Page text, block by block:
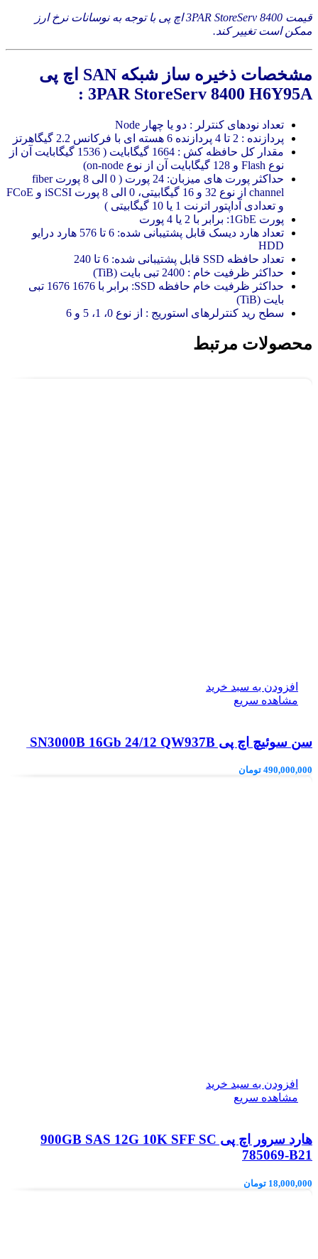
قیمت 3PAR StoreServ 8400 اچ پی با توجه به نوسانات نرخ ارز
ممکن است تغییر کند.
مشخصات ذخیره ساز شبکه SAN اچ پی
3PAR StoreServ 8400 H6Y95A :
تعداد نودهای کنترلر : دو یا چهار Node
پردازنده : 2 تا 4 پردازنده 6 هسته ای با فرکانس 2.2 گیگاهرتز
مقدار کل حافظه‌ کش : 1664 گیگابایت ( 1536 گیگابایت آن از
نوع Flash و 128 گیگابایت آن از نوع on-node)
حداکثر پورت های میزبان: 24 پورت ( 0 الی 8 پورت fiber
channel از نوع 32 و 16 گیگابیتی، 0 الی 8 پورت iSCSI و FCoE
و تعدادی آداپتور اترنت 1 یا 10 گیگابیتی )
پورت 1GbE: برابر با 2 یا 4 پورت
تعداد هارد دیسک قابل پشتیبانی شده: 6 تا 576 هارد درایو
HDD
تعداد حافظه SSD قابل پشتیبانی شده: 6 تا 240
حداکثر ظرفیت خام : 2400 تبی ‌بایت (TiB)
حداکثر ظرفیت خام حافظه SSD: برابر با 1676 1676 تبی
‌بایت (TiB)
سطح رید کنترلرهای استوریج : از نوع 0، 1، 5 و 6
محصولات مرتبط
افزودن به سبد خرید
مشاهده سریع
سن سوئیچ اچ پی SN3000B 16Gb 24/12 QW937B
490,000,000 تومان
افزودن به سبد خرید
مشاهده سریع
هارد سرور اچ پی 900GB SAS 12G 10K SFF SC
785069-B21
18,000,000 تومان